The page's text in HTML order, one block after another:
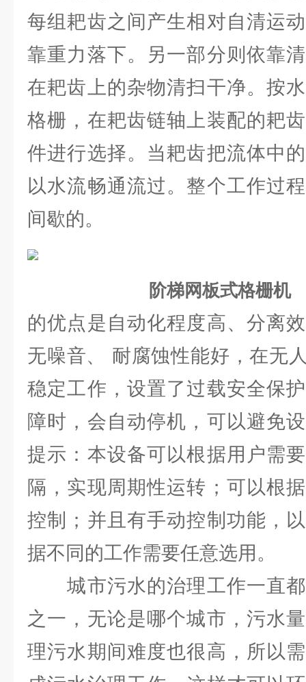
每组耙齿之间产生相对自清运
靠重力落下。另一部分则依靠
在耙齿上的杂物清扫干净。按
格栅，在耙齿链轴上装配的耙
件进行选择。当耙齿把流体中
以水流畅通流过。整个工作过
间歇的。
阶梯网板式格栅机
的优点是自动化程度高、分离
无噪音、 耐腐蚀性能好，在无
稳定工作，设置了过载安全保
障时，会自动停机，可以避免
提示：本设备可以根据用户需
隔，实现周期性运转；可以根
控制；并且有手动控制功能，
据不同的工作需要任意选用。
城市污水的治理工作一直都
之一，无论是哪个城市，污水
理污水期间难度也很高，所以